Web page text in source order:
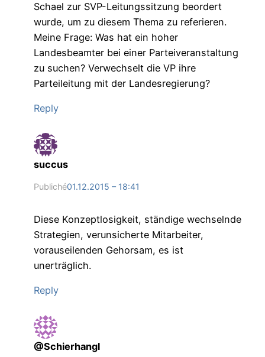
Schael zur SVP-Leitungssitzung beordert
wurde, um zu diesem Thema zu referieren.
Meine Frage: Was hat ein hoher
Landesbeamter bei einer Parteiveranstaltung
zu suchen? Verwechselt die VP ihre
Parteileitung mit der Landesregierung?
Reply
succus
Publiché01.12.2015 – 18:41
Diese Konzeptlosigkeit, ständige wechselnde
Strategien, verunsicherte Mitarbeiter,
vorauseilenden Gehorsam, es ist
unerträglich.
Reply
@Schierhangl